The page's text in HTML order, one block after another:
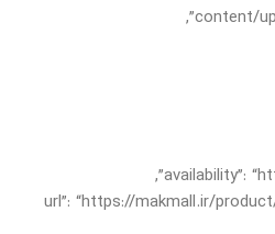
content/
“url”: “https://makmall.ir/